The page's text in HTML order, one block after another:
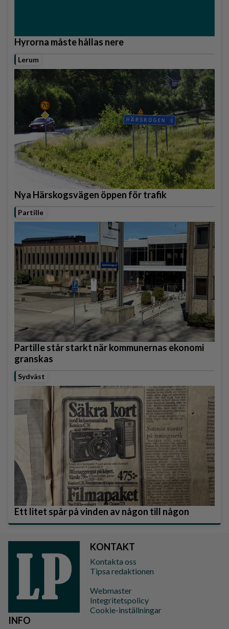
Hyrorna måste hållas nere
Lerum
Nya Härskogsvägen öppen för trafik
Partille
Partille står starkt när kommunernas ekonomi
granskas
Sydväst
Ett litet spår på vinden av någon till någon
KONTAKT
Kontakta oss
Tipsa redaktionen
Webmaster
Integritetspolicy
Cookie-inställningar
INFO